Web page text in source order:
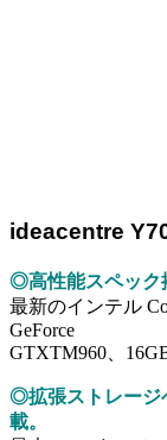
ideacentre
◎高性能スペック
最新のインテル
GeForce
GTXTM960、
◎拡張ストレージ
載。